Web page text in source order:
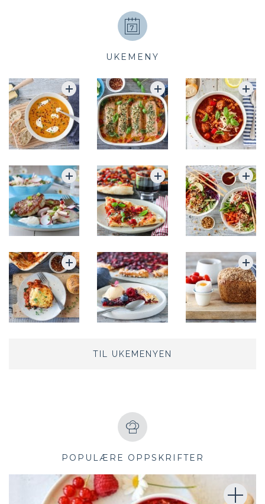
UKEMENY
TIL UKEMENYEN
POPULÆRE OPPSKRIFTER